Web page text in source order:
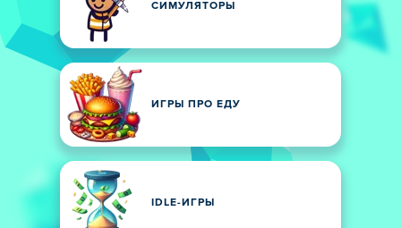
СИМУЛЯТОРЫ
ИГРЫ ПРО ЕДУ
IDLE-ИГРЫ